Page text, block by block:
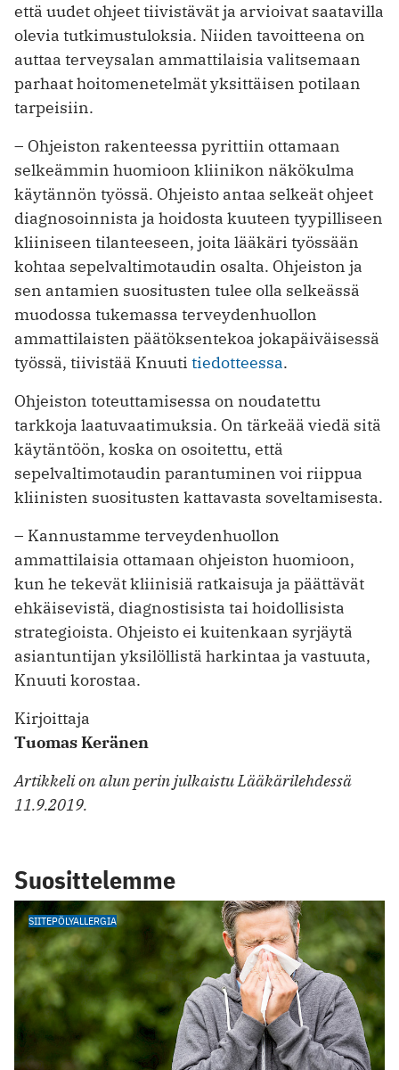
että uudet ohjeet tiivistävät ja arvioivat saatavilla
olevia tutkimustuloksia. Niiden tavoitteena on
auttaa terveysalan ammattilaisia valitsemaan
parhaat hoitomenetelmät yksittäisen potilaan
tarpeisiin.
– Ohjeiston rakenteessa pyrittiin ottamaan
selkeämmin huomioon kliinikon näkökulma
käytännön työssä. Ohjeisto antaa selkeät ohjeet
diagnosoinnista ja hoidosta kuuteen tyypilliseen
kliiniseen tilanteeseen, joita lääkäri työssään
kohtaa sepelvaltimotaudin osalta. Ohjeiston ja
sen antamien suositusten tulee olla selkeässä
muodossa tukemassa terveydenhuollon
ammattilaisten päätöksentekoa jokapäiväisessä
työssä, tiivistää Knuuti tiedotteessa.
Ohjeiston toteuttamisessa on noudatettu
tarkkoja laatuvaatimuksia. On tärkeää viedä sitä
käytäntöön, koska on osoitettu, että
sepelvaltimotaudin parantuminen voi riippua
kliinisten suositusten kattavasta soveltamisesta.
– Kannustamme terveydenhuollon
ammattilaisia ottamaan ohjeiston huomioon,
kun he tekevät kliinisiä ratkaisuja ja päättävät
ehkäisevistä, diagnostisista tai hoidollisista
strategioista. Ohjeisto ei kuitenkaan syrjäytä
asiantuntijan yksilöllistä harkintaa ja vastuuta,
Knuuti korostaa.
Kirjoittaja
Tuomas Keränen
Artikkeli on alun perin julkaistu Lääkärilehdessä
11.9.2019.
Suosittelemme
SIITEPÖLYALLERGIA